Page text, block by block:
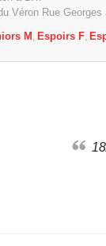
Véron Rue Georges
M Espoirs F